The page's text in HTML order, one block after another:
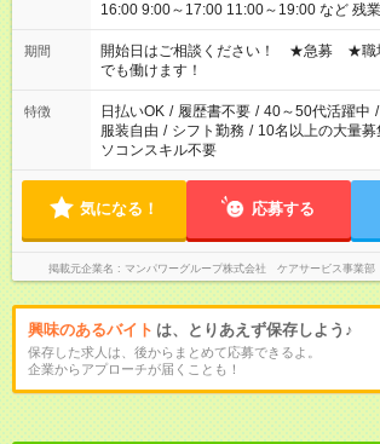
16:00 9:00～17:00 11:00～19:00 など 残業なし！ ※W
場合、他のお仕事と合わせ週40時間超の
ん ※法令に基づき、週20時間以上勤務は
となります ※労働者派遣法（日雇い派遣の
短時間・短期間の就業はご案内が難しい
期間
開始日はご相談ください！ ★急募 ★職
でも働けます！
特徴 日払いOK / 履歴書不要 / 40～50代活躍中 /
服装自由 / シフト勤務 / 10名以上の大量募
ソコンスキル不要
気になる！ 応募する
掲載元企業名 マンパワーグループ株式会社 ケアサービス事業部
興味のあるバイト は、とりあえず保存しよう♪
保存した求人は、後からまとめて応募できるよ。
企業からアプローチが届くことも！